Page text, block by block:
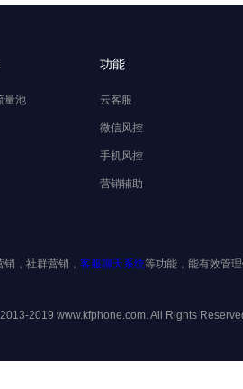
量池
功能
云客服
微信风控
手机风控
营销辅助
销，社群营销， 客服聊天系统等功能，能有效管
2019 www.kfphone.com. All Rights